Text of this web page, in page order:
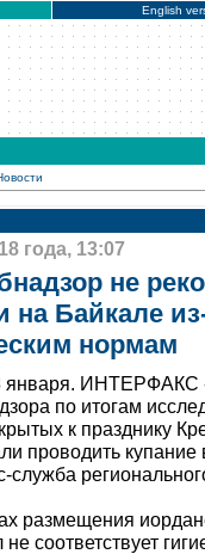
English
года, 13:07
не
на Байкале
нормам
января. ИНТЕРФАКС
по итогам
к празднику
проводить
служба
размещения
соответствует